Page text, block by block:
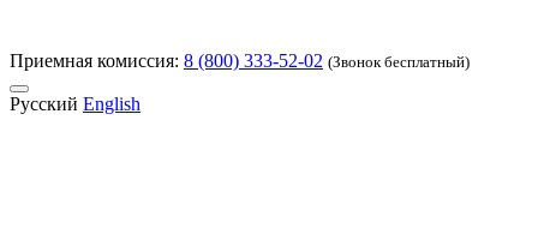
Приемная комиссия: 8 (800) 333-52-02 (Звонок бесплатный)
Русский English